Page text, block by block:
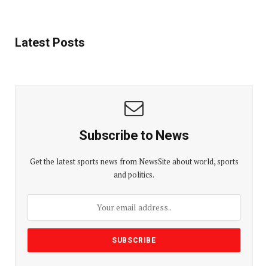
Latest Posts
Subscribe to News
Get the latest sports news from NewsSite about world, sports
and politics.